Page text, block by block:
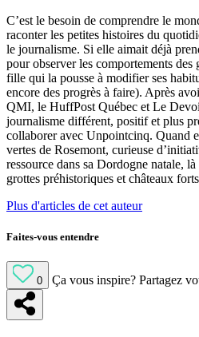
C’est le besoin de comprendre le
raconter les petites histoires du
le journalisme. Si elle aimait déjà
pour observer les comportements des
fille qui la pousse à modifier ses
encore des progrès à faire). Après
QMI, le HuffPost Québec et Le
journalisme différent, positif et plus
collaborer avec Unpointcinq. Quand
vertes de Rosemont, curieuse
ressource dans sa Dordogne natale,
grottes préhistoriques et châteaux
Plus d'articles de cet auteur
Faites-vous entendre
0 Ça vous inspire? Partagez